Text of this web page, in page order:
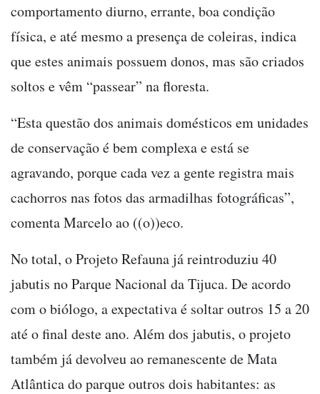
comportamento diurno, errante, boa condição
física, e até mesmo a presença de coleiras, indica
que estes animais possuem donos, mas são criados
soltos e vêm “passear” na floresta.
“Esta questão dos animais domésticos em unidades
de conservação é bem complexa e está se
agravando, porque cada vez a gente registra mais
cachorros nas fotos das armadilhas fotográficas”,
comenta Marcelo ao ((o))eco.
No total, o Projeto Refauna já reintroduziu 40
jabutis no Parque Nacional da Tijuca. De acordo
com o biólogo, a expectativa é soltar outros 15 a 20
até o final deste ano. Além dos jabutis, o projeto
também já devolveu ao remanescente de Mata
Atlântica do parque outros dois habitantes: as